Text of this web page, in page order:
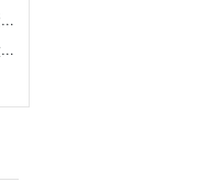
每日视讯：2022年企业技能人才市场工资价位公布：持续释放“...
国家发改委已下达2023年以工代赈中央投资73亿元-全球视讯